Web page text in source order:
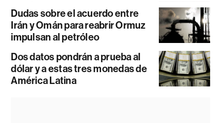
Dudas sobre el acuerdo entre
Irán y Omán para reabrir Ormuz
impulsan al petróleo
Dos datos pondrán a prueba al
dólar y a estas tres monedas de
América Latina